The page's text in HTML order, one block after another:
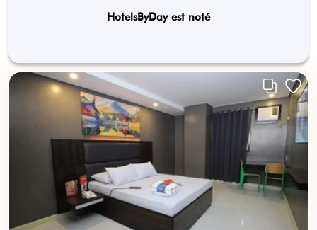
HotelsByDay est noté